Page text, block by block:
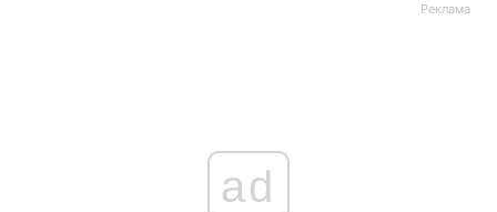
Реклама
ad